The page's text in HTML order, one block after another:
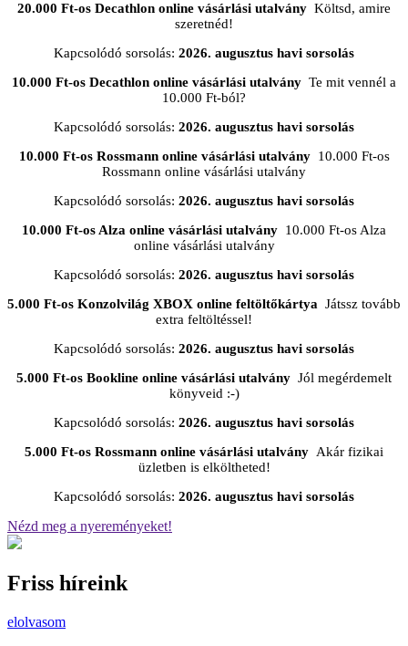
20.000 Ft-os Decathlon online vásárlási utalvány Költsd, amire
szeretnéd!
Kapcsolódó sorsolás: 2026. augusztus havi sorsolás
10.000 Ft-os Decathlon online vásárlási utalvány Te mit vennél a
10.000 Ft-ból?
Kapcsolódó sorsolás: 2026. augusztus havi sorsolás
10.000 Ft-os Rossmann online vásárlási utalvány10.000 Ft-os
Rossmann online vásárlási utalvány
Kapcsolódó sorsolás: 2026. augusztus havi sorsolás
10.000 Ft-os Alza online vásárlási utalvány 10.000 Ft-os Alza
online vásárlási utalvány
Kapcsolódó sorsolás: 2026. augusztus havi sorsolás
5.000 Ft-os Konzolvilág XBOX online feltöltőkártya Játssz tovább
extra feltöltéssel!
Kapcsolódó sorsolás: 2026. augusztus havi sorsolás
5.000 Ft-os Bookline online vásárlási utalvány Jól megérdemelt
könyveid :-)
Kapcsolódó sorsolás: 2026. augusztus havi sorsolás
5.000 Ft-os Rossmann online vásárlási utalvány Akár fizikai
üzletben is elköltheted!
Kapcsolódó sorsolás: 2026. augusztus havi sorsolás
Nézd meg a nyereményeket!
Friss híreink
elolvasom